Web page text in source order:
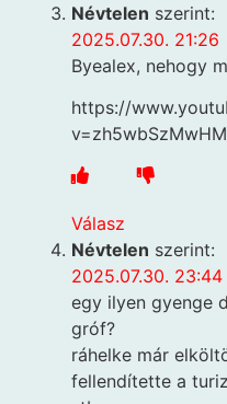
Névtelen szerint:
2025.07.30. 21:26
Byealex, nehogy
https://
Válasz
Névtelen szerint:
2025.07.30. 23:44
egy ilyen gyenge
gróf?
ráhelke már
fellendítette a